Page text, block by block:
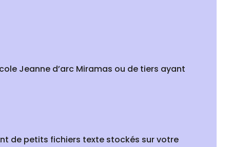
Jeanne d’arc Miramas ou de tiers ayant
de petits fichiers texte stockés sur votre